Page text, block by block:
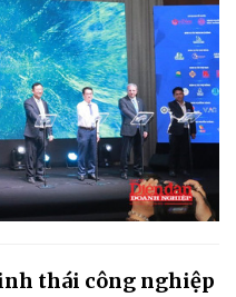
thái công nghiệp